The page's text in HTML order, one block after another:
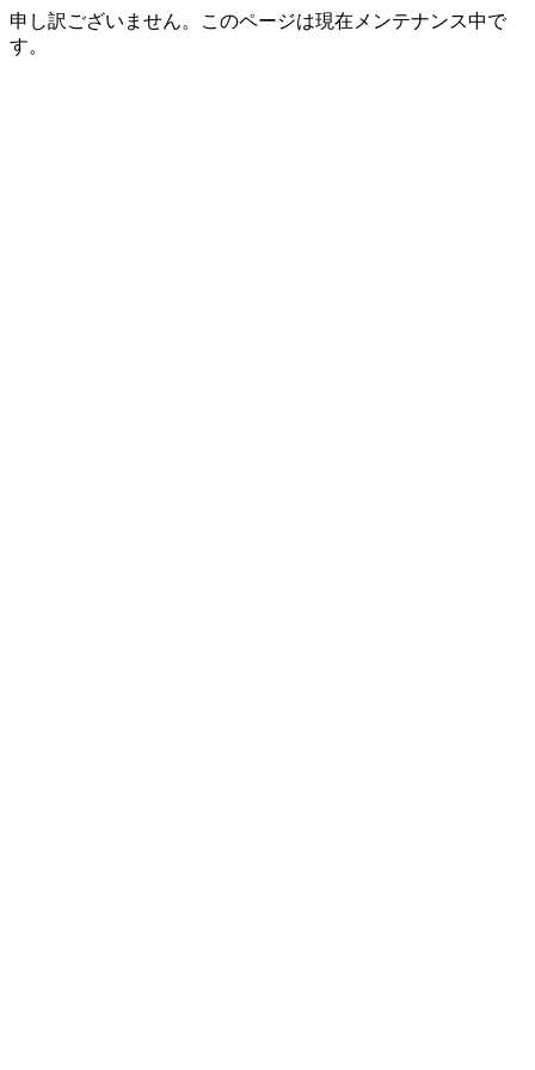
申し訳ございません。このページは現在メンテナンス中で
す。